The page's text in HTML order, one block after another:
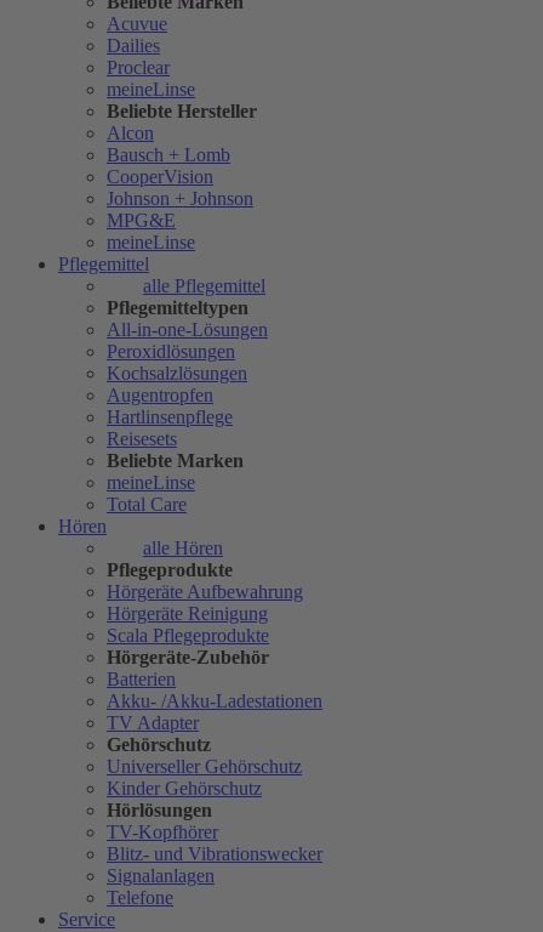
Acuvue
Dailies
Proclear
meineLinse
Beliebte Hersteller
Alcon
Bausch + Lomb
CooperVision
Johnson + Johnson
MPG&E
meineLinse
Pflegemittel
alle Pflegemittel
Pflegemitteltypen
All-in-one-Lösungen
Peroxidlösungen
Kochsalzlösungen
Augentropfen
Hartlinsenpflege
Reisesets
Beliebte Marken
meineLinse
Total Care
Hören
alle Hören
Pflegeprodukte
Hörgeräte Aufbewahrung
Hörgeräte Reinigung
Scala Pflegeprodukte
Hörgeräte-Zubehör
Batterien
Akku- /Akku-Ladestationen
TV Adapter
Gehörschutz
Universeller Gehörschutz
Kinder Gehörschutz
Hörlösungen
TV-Kopfhörer
Blitz- und Vibrationswecker
Signalanlagen
Telefone
Service